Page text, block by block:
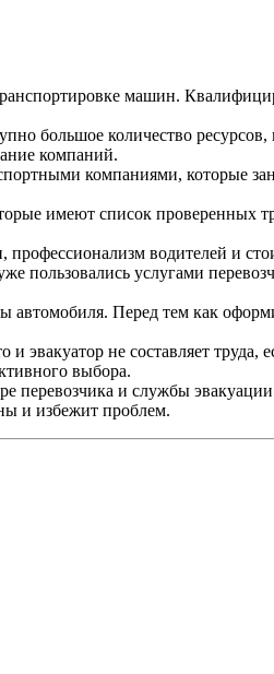
машин.
большое количество
компаний.
компаниями, которые
имеют список проверенных
водителей и
пользовались услугами
автомобиля. Перед тем как
эвакуатор не составляет
выбора.
перевозчика и службы
и избежит проблем.